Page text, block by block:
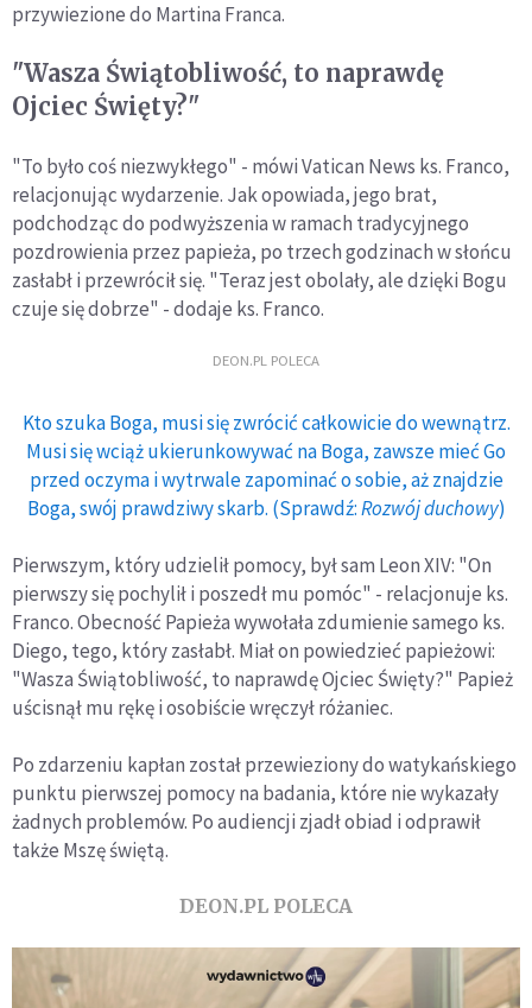
przywiezione do Martina Franca.
"Wasza Świątobliwość, to naprawdę
Ojciec Święty?"
"To było coś niezwykłego" - mówi Vatican News ks. Franco,
relacjonując wydarzenie. Jak opowiada, jego brat,
podchodząc do podwyższenia w ramach tradycyjnego
pozdrowienia przez papieża, po trzech godzinach w słońcu
zasłabł i przewrócił się. "Teraz jest obolały, ale dzięki Bogu
czuje się dobrze" - dodaje ks. Franco.
DEON.PL POLECA
Kto szuka Boga, musi się zwrócić całkowicie do wewnątrz.
Musi się wciąż ukierunkowywać na Boga, zawsze mieć Go
przed oczyma i wytrwale zapominać o sobie, aż znajdzie
Boga, swój prawdziwy skarb. (Sprawdź:Rozwój duchowy)
Pierwszym, który udzielił pomocy, był sam Leon XIV: "On
pierwszy się pochylił i poszedł mu pomóc" - relacjonuje ks.
Franco. Obecność Papieża wywołała zdumienie samego ks.
Diego, tego, który zasłabł. Miał on powiedzieć papieżowi:
"Wasza Świątobliwość, to naprawdę Ojciec Święty?" Papież
uścisnął mu rękę i osobiście wręczył różaniec.
Po zdarzeniu kapłan został przewieziony do watykańskiego
punktu pierwszej pomocy na badania, które nie wykazały
żadnych problemów. Po audiencji zjadł obiad i odprawił
także Mszę świętą.
DEON.PL POLECA